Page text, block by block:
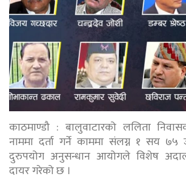
काठमाण्डौ : बालुवाटारको ललिता
नाममा दर्ता गर्ने काममा संलग्न १ सय ७५
दुरुपयोग अनुसन्धान आयोगले विशेष
दायर गरेको छ ।